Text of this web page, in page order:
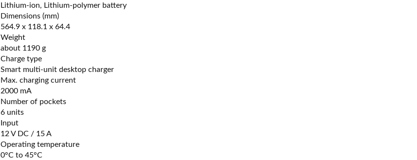
Lithium-ion, Lithium-polymer battery
Dimensions (mm)
564.9 x 118.1 x 64.4
Weight
about 1190 g
Charge type
Smart multi-unit desktop charger
Max. charging current
2000 mA
Number of pockets
6 units
Input
12 V DC / 15 A
Operating temperature
0°C to 45°C